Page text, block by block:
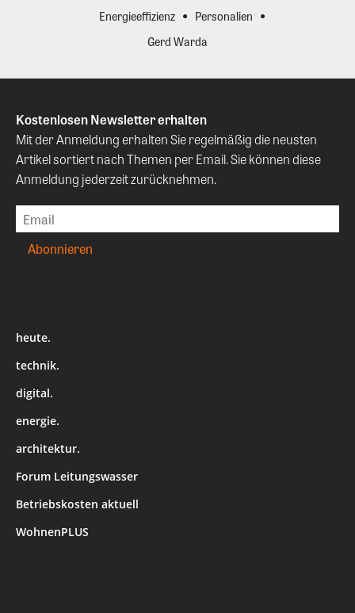
Energieeffizienz
Personalien
Gerd Warda
Kostenlosen Newsletter erhalten
Mit der Anmeldung erhalten Sie regelmäßig die neusten
Artikel sortiert nach Themen per Email. Sie können diese
Anmeldung jederzeit zurücknehmen.
heute.
technik.
digital.
energie.
architektur.
Forum Leitungswasser
Betriebskosten aktuell
WohnenPLUS